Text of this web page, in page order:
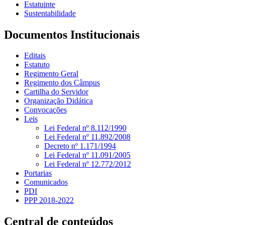
Estatuinte
Sustentabilidade
Documentos Institucionais
Editais
Estatuto
Regimento Geral
Regimento dos Câmpus
Cartilha do Servidor
Organização Didática
Convocações
Leis
Lei Federal nº 8.112/1990
Lei Federal nº 11.892/2008
Decreto nº 1.171/1994
Lei Federal nº 11.091/2005
Lei Federal nº 12.772/2012
Portarias
Comunicados
PDI
PPP 2018-2022
Central de conteúdos